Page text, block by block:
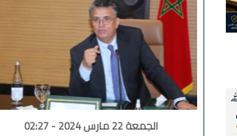
الجمعة 22 مارس 2024 - 02:27